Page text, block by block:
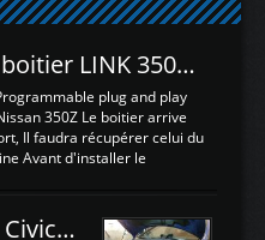
Test du boitier LINK 350Z Plugin ECU
plug and play
350Z Le boitier arrive
Il faudra récupérer celui du
Avant d'installer le
de la large bande
Préparation Honda Civic Type R FK2